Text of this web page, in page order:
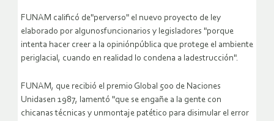
FUNAM calificó de"perverso" el nuevo proyecto de ley
elaborado por algunosfuncionarios y legisladores "porque
intenta hacer creer a la opiniónpública que protege el ambiente
periglacial, cuando en realidad lo condena a ladestrucción".
FUNAM, que recibió el premio Global 500 de Naciones
Unidasen 1987, lamentó "que se engañe a la gente con
chicanas técnicas y unmontaje patético para disimular el error